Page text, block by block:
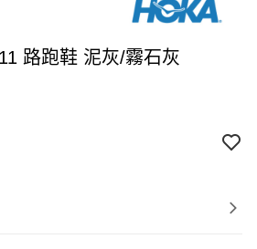
路跑鞋 泥灰/霧石灰